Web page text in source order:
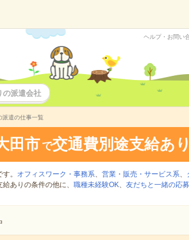
ヘルプ・お問い
の派遣会社
派遣の仕事一覧
田市 で交通費別途支給あり
。 オフィスワーク・事務系、 営業・販売・サービス系、
ありの条件の他に、 職種未経験OK、 友だちと一緒の応